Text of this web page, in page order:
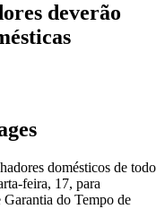
deverão
domésticos de todo
feira, 17, para
do Tempo de